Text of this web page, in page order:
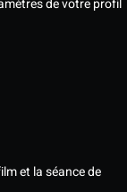
de votre profil
et la séance de